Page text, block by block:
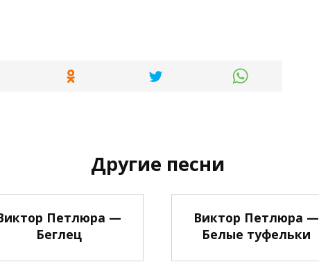
Другие песни
Петлюра —
Беглец
Виктор Петлюра —
Белые туфельки